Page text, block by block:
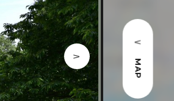
bei Katastrophen
MAP